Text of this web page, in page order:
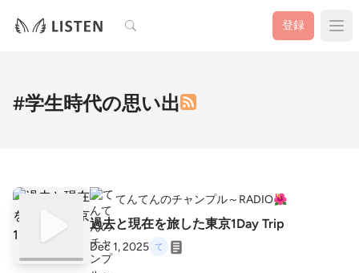
検索 登録
#学生時代の思い出
てんてんのチャンプル～RADIO🌺
過去と現在を旅した東京1Day Trip
Dec 1, 2025